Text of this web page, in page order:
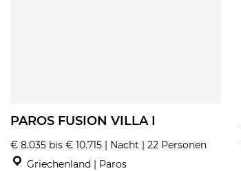
PAROS FUSION VILLA I
€ 8.035 bis € 10.715 | Nacht | 22 Personen
Griechenland | Paros